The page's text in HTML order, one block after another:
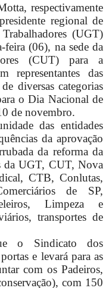
respectivamente
regional de
(UGT)
feira (06), na sede da
(CUT) para a
representantes das
diversas categorias
o Dia Nacional de
de novembro.
das entidades
da aprovação
da reforma da
da UGT, CUT, Nova
CTB, Conlutas,
de SP,
Limpeza e
transportes de
o Sindicato dos
e levará para as
com os Padeiros,
com 150